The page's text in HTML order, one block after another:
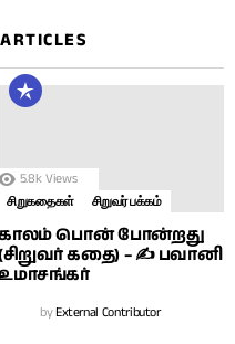
5.8k Views
சிறுகதைகள் சிறுவர் பக்கம்
பொன் போன்றது
கதை) – ✍ பவானி
byExternal Contributor